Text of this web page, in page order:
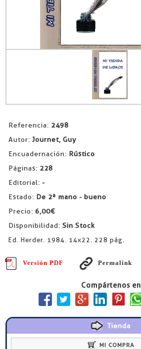
Referencia: 2498
Autor: Journet, Guy
Encuadernación: Rústico
Páginas: 228
Editorial: -
Estado: De 2ª mano - bueno
Precio: 6,00€
Disponibilidad: Sin Stock
Ed. Herder. 1984. 14x22. 228 pág.
Versión PDF Permalink
Compártenos en
Tienda
MI COMPRA